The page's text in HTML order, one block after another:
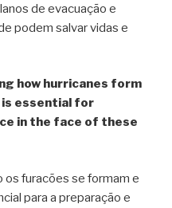
de evacuação e
podem salvar vidas e
how hurricanes form
essential for
in the face of these
os furacões se formam e
para a preparação e